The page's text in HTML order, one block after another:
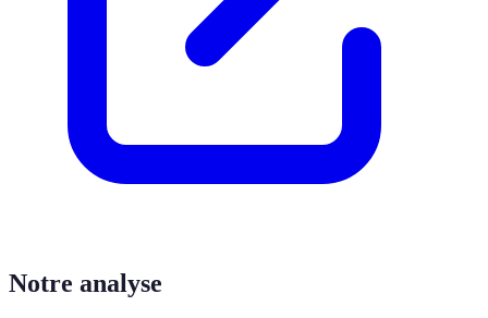
Notre analyse